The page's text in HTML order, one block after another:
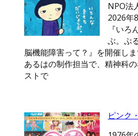
NPO法
2026年
『いろ
ぶ。ぷ
脳機能障害って？』を開催し
あるはの制作担当で、精神科
ストで
ピンク